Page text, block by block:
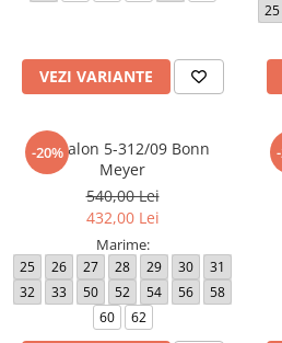
VEZI VARIANTE
25
-20%
Pantalon 5-312/09 Bonn
Meyer
540,00 Lei
432,00 Lei
Marime:
25 26 27 28 29 30
31
32
33 50 52 54 56
58
60
62